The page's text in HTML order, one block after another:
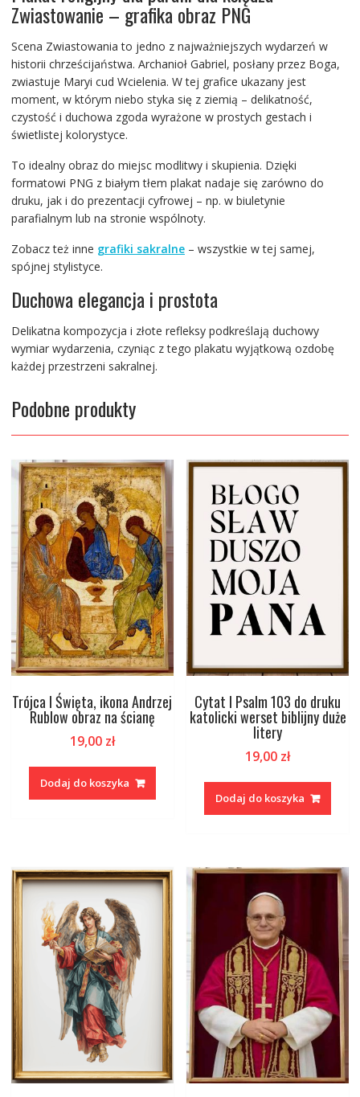
Zwiastowanie – grafika obraz PNG
Scena Zwiastowania to jedno z najważniejszych wydarzeń w
historii chrześcijaństwa. Archanioł Gabriel, posłany przez Boga,
zwiastuje Maryi cud Wcielenia. W tej grafice ukazany jest
moment, w którym niebo styka się z ziemią – delikatność,
czystość i duchowa zgoda wyrażone w prostych gestach i
świetlistej kolorystyce.
To idealny obraz do miejsc modlitwy i skupienia. Dzięki
formatowi PNG z białym tłem plakat nadaje się zarówno do
druku, jak i do prezentacji cyfrowej – np. w biuletynie
parafialnym lub na stronie wspólnoty.
Zobacz też inne grafiki sakralne– wszystkie w tej samej,
spójnej stylistyce.
Duchowa elegancja i prostota
Delikatna kompozycja i złote refleksy podkreślają duchowy
wymiar wydarzenia, czyniąc z tego plakatu wyjątkową ozdobę
każdej przestrzeni sakralnej.
Podobne produkty
Trójca I Święta, ikona Andrzej
Rublow obraz na ścianę
19,00 zł
Dodaj do koszyka
Cytat I Psalm 103 do druku
katolicki werset biblijny duże
litery
19,00 zł
Dodaj do koszyka